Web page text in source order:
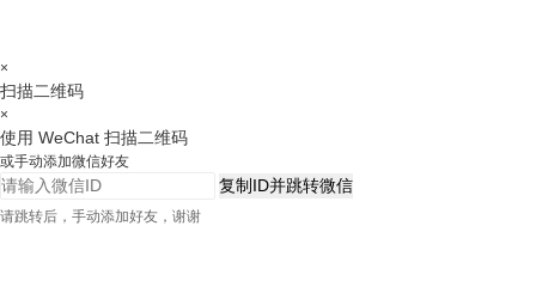
×
扫描二维码
×
使用 WeChat 扫描二维码
或手动添加微信好友
复制ID并跳转微信
请跳转后，手动添加好友，谢谢